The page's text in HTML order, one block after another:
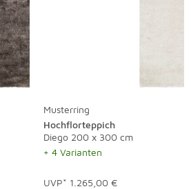
Musterring
Hochflorteppich
Diego 200 x 300 cm
+ 4 Varianten
UVP* 1.265,00 €